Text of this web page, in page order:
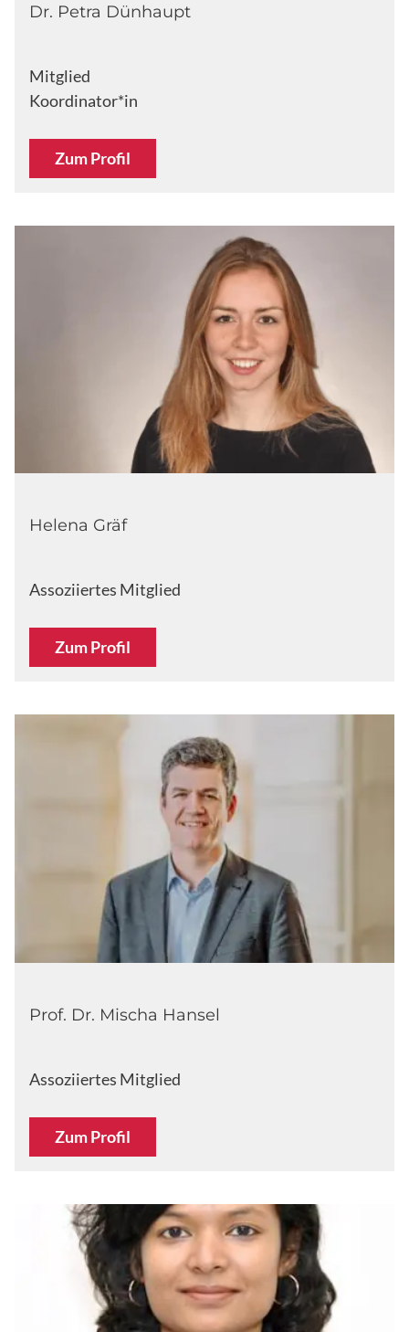
Dr. Petra Dünhaupt
Mitglied
Koordinator*in
Zum Profil
Helena Gräf
Assoziiertes Mitglied
Zum Profil
Prof. Dr. Mischa Hansel
Assoziiertes Mitglied
Zum Profil